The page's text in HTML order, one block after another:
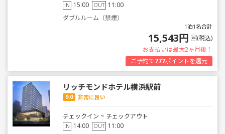
IN 15:00 OUT 11:00
ダブルルーム（禁煙）
1泊1名合計
15,543円 (税込)
お支払いは最大2ヶ月後！
ご予約で777ポイントを還元
リッチモンドホテル横浜駅前
9.0 非常に良い
チェックイン ~ チェックアウト
IN 14:00 OUT 11:00